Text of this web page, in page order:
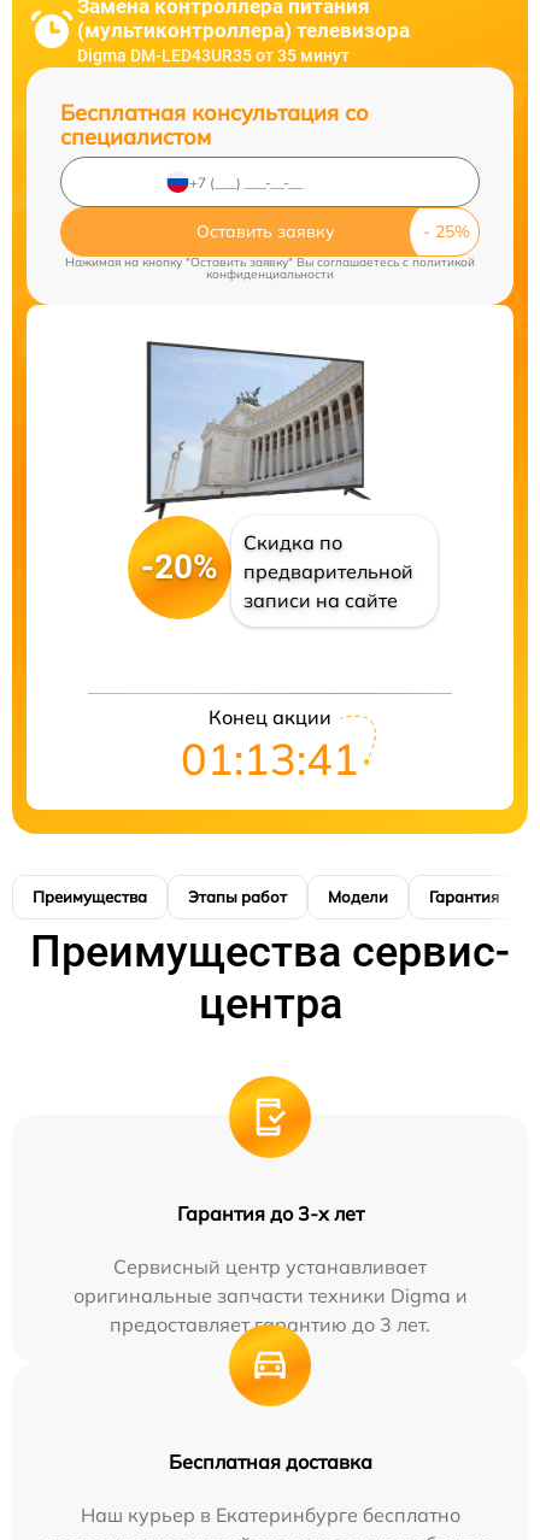
Замена контроллера питания
(мультиконтроллера) телевизора
Digma DM-LED43UR35 от 35 минут
Бесплатная консультация со
специалистом
Оставить заявку
Нажимая на кнопку "Оставить заявку" Вы соглашаетесь c политикой
конфиденциальности
-20%
Скидка по
предварительной
записи на сайте
Конец акции
01:13:41
Преимущества Этапы работ Модели Гарантия
Преимущества сервис-
центра
Гарантия до 3-х лет
Сервисный центр устанавливает
оригинальные запчасти техники Digma и
предоставляет гарантию до 3 лет.
Бесплатная доставка
Наш курьер в Екатеринбурге бесплатно